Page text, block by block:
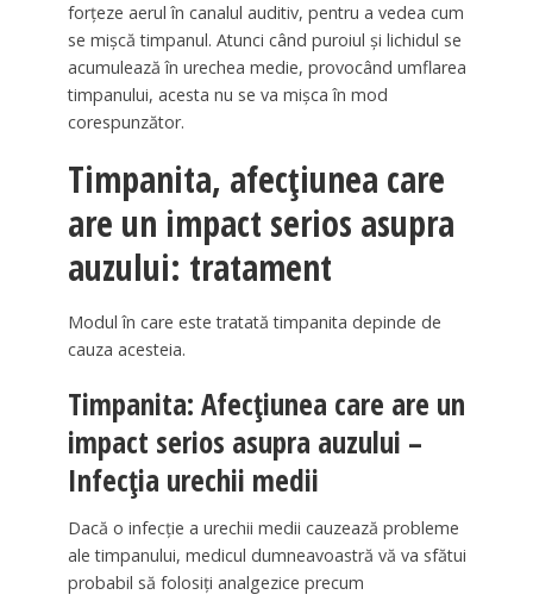
forțeze aerul în canalul auditiv, pentru a vedea cum
se mișcă timpanul. Atunci când puroiul și lichidul se
acumulează în urechea medie, provocând umflarea
timpanului, acesta nu se va mișca în mod
corespunzător.
Timpanita, afecțiunea care
are un impact serios asupra
auzului: tratament
Modul în care este tratată timpanita depinde de
cauza acesteia.
Timpanita: Afecțiunea care are un
impact serios asupra auzului –
Infecția urechii medii
Dacă o infecție a urechii medii cauzează probleme
ale timpanului, medicul dumneavoastră vă va sfătui
probabil să folosiți analgezice precum